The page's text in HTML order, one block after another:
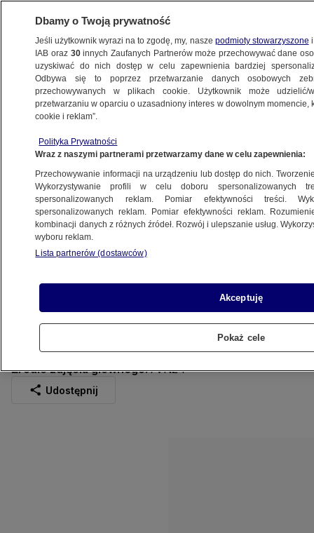
Redaktor naczelny Tomasz Lis o tym,
czego życzy "Newsweekowi" z okazji
20-lecia tygodnika
Źródło:TVN24
Źródło zdjęcia głównego:TVN24
Udostępnij
Dbamy o Twoją prywatność
Jeśli użytkownik wyrazi na to zgodę, my, nasze podmioty stowarzyszone
IAB oraz 30innych Zaufanych Partnerów może przechowywać dane
uzyskiwać do nich dostęp w celu zapewnienia bardziej
Odbywa się to poprzez przetwarzanie danych osobowych
przechowywanych w plikach cookie. Użytkownik może
przetwarzaniu w oparciu o uzasadniony interes w dowolnym momencie,
cookie i reklam”.
Polityka Prywatności
Wraz z naszymi partnerami przetwarzamy dane w celu zapewnienia:
Przechowywanie informacji na urządzeniu lub dostęp do nich.
Wykorzystywanie profili w celu doboru spersonalizowanych
spersonalizowanych reklam. Pomiar efektywności treści.
spersonalizowanych reklam. Pomiar efektywności reklam.
kombinacji danych z różnych źródeł. Rozwój i ulepszanie usług.
wyboru reklam.
Lista partnerów (dostawców)
Akceptuję
Pokaż cele